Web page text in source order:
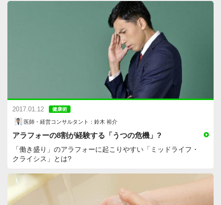
2017.01.12 健康術
医師・経営コンサルタント：鈴木 裕介
アラフォーの8割が経験する「うつの危機」?
「働き盛り」のアラフォーに起こりやすい「ミッドライフ・
クライシス」とは?